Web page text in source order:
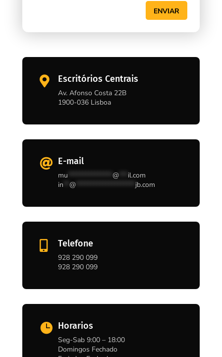
ENVIAR
 Escritórios Centrais
Av. Afonso Costa 22B
1900-036 Lisboa
 E-mail
mu @*** il.com
in
@******************** jb.com
Telefone
928 290 099
928 290 099
 Horarios
Seg-Sab 9:00 – 18:00
Domingos Fechado